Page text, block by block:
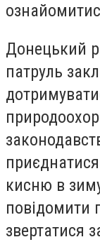
Донецький
патруль
кисню в
повідомити
звертатися